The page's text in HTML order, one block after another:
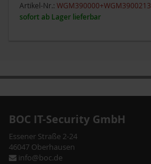
Artikel-Nr.: WGM390000+WGM3900213
sofort ab Lager lieferbar
Ende
der
Bildergalerie
springen
Anfang
der
Bildergalerie
springen
BOC IT-Security GmbH
Essener Straße 2-24
46047 Oberhausen
info@boc.de